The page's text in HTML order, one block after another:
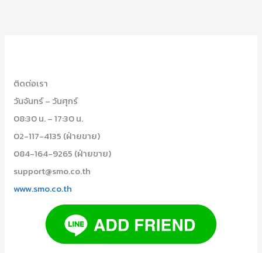
ติดต่อเรา
วันจันทร์ – วันศุกร์
08:30 น. – 17:30 น.
02-117-4135 (ฝ่ายขาย)
084-164-9265 (ฝ่ายขาย)
support@smo.co.th
www.smo.co.th